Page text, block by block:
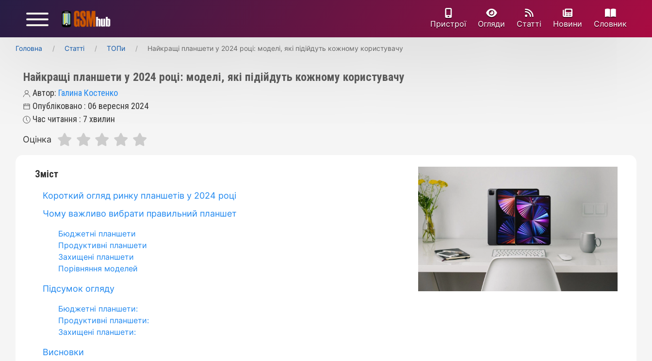
Пристрої Огляди Статті Новини Cловник
Головна Статті ТОПи Найкращі планшети у 2024 році: моделі, які підійдуть кожному користувачу
Найкращі планшети у 2024 році: моделі, які підійдуть кожному користувачу
Автор: Галина Костенко
Опубліковано : 06 вересня 2024
Час читання : 7 хвилин
Оцінка
Зміст
Короткий огляд ринку планшетів у 2024 році
Чому важливо вибрати правильний планшет
Бюджетні планшети
Продуктивні планшети
Захищені планшети
Порівняння моделей
Підсумок огляду
Бюджетні планшети:
Продуктивні планшети:
Захищені планшети:
Висновки